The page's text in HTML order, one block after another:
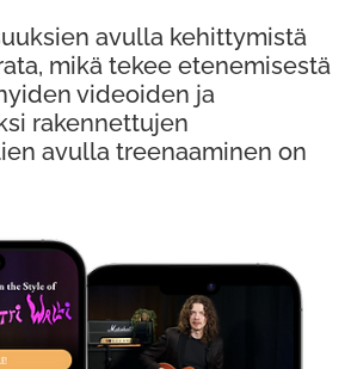
avulla kehittymistä
mikä tekee etenemisestä
videoiden ja
rakennettujen
avulla treenaaminen on